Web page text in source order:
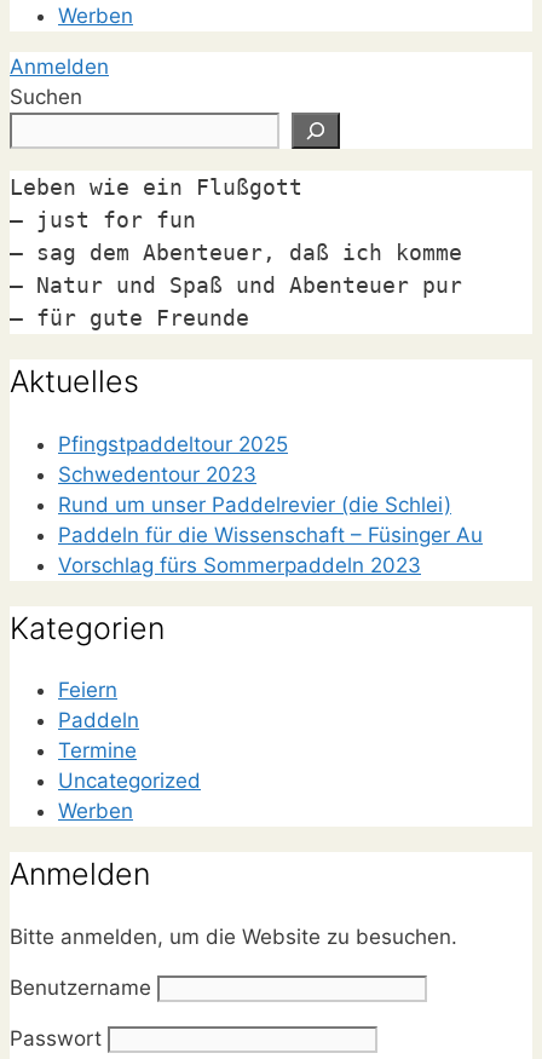
Werben
Anmelden
Suchen
Leben wie ein Flußgott
– just for fun
– sag dem Abenteuer, daß ich komme
– Natur und Spaß und Abenteuer pur
– für gute Freunde
Aktuelles
Pfingstpaddeltour 2025
Schwedentour 2023
Rund um unser Paddelrevier (die Schlei)
Paddeln für die Wissenschaft – Füsinger Au
Vorschlag fürs Sommerpaddeln 2023
Kategorien
Feiern
Paddeln
Termine
Uncategorized
Werben
Anmelden
Bitte anmelden, um die Website zu besuchen.
Benutzername
Passwort